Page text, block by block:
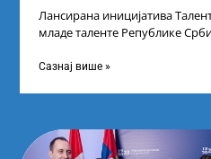
Лансирана иницијатива
младе таленте Републике
догађају су се
Сазнај више »